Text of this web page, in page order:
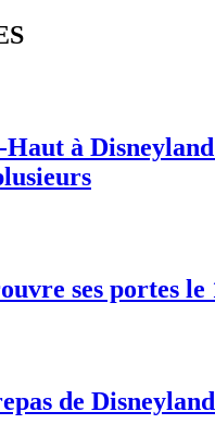
à
ses portes
de